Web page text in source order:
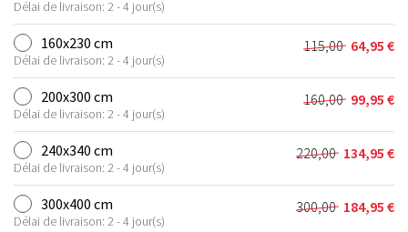
75,00 €.
39,95 €.
Délai de livraison: 2 - 4 jour(s)
prix
initial
était :
90,00 €.
prix
actuel
est :
49,95 €.
160x230 cm
Délai de livraison: 2 - 4 jour(s)
115,00
Le
prix
initial
était :
115,00 €.
64,95 €
Le
prix
actuel
est :
64,95 €.
200x300 cm
Délai de livraison: 2 - 4 jour(s)
160,00
Le
prix
initial
était :
160,00 €.
99,95 €
Le
prix
actuel
est :
99,95 €.
240x340 cm
Délai de livraison: 2 - 4 jour(s)
220,00
Le
prix
initial
était :
134,95 €
Le
prix
actuel
est :
300x400 cm
Délai de livraison: 2 - 4 jour(s)
300,00
Le 184,95 €
Le